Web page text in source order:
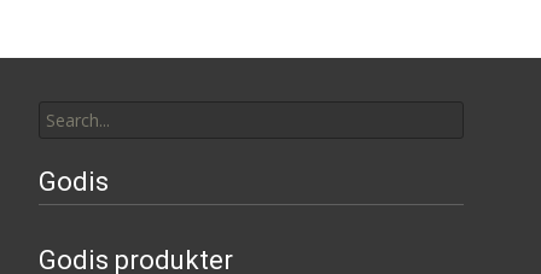
for:
Godis
Godis produkter